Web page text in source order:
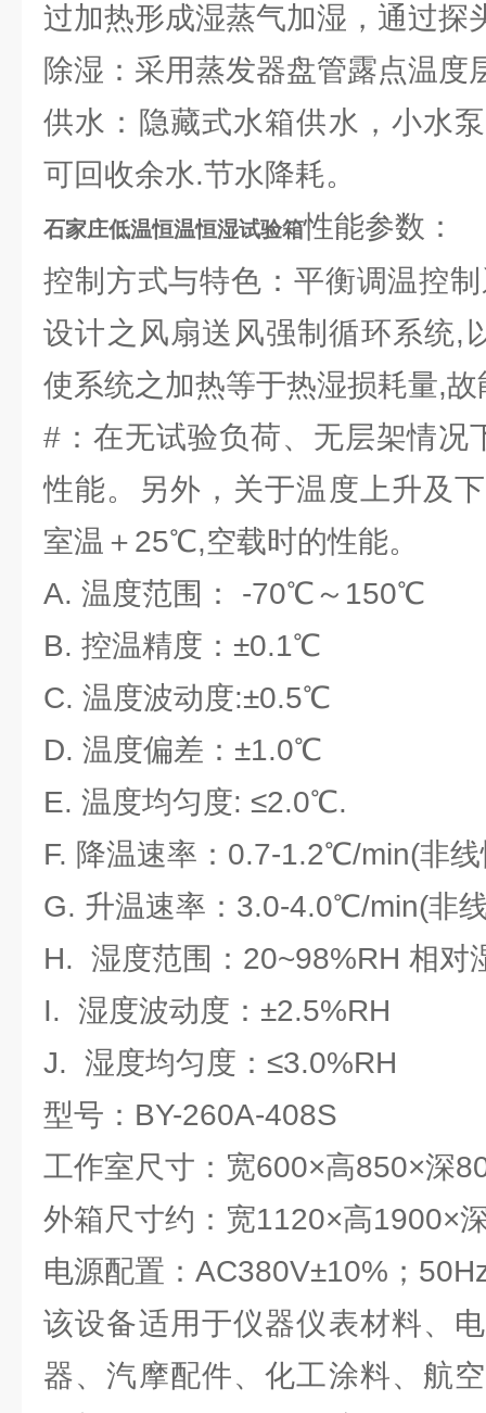
过加热形成湿蒸气加湿，通过探
除湿：采用蒸发器盘管露点温度
供水：隐藏式水箱供水，小水
可回收余水.节水降耗。
石家庄低温恒温恒湿试验箱性能参数：
控制方式与特色：平衡调温控
设计之风扇送风强制循环系统,
使系统之加热等于热湿损耗量,
#：在无试验负荷、无层架情况
性能。另外，关于温度上升及
室温＋25℃,空载时的性能。
A. 温度范围： -70℃～150℃
B. 控温精度：±0.1℃
C. 温度波动度:±0.5℃
D. 温度偏差：±1.0℃
E. 温度均匀度: ≤2.0℃.
F. 降温速率：0.7-1.2℃/min(非
G. 升温速率：3.0-4.0℃/min(非
H. 湿度范围：20~98%RH 相对
I. 湿度波动度：±2.5%RH
J. 湿度均匀度：≤3.0%RH
型号：BY-260A-408S
工作室尺寸：宽600×高850×深
外箱尺寸约：宽1120×高1900×
电源配置：AC380V±10%；
该设备适用于仪器仪表材料、
器、汽摩配件、化工涂料、航